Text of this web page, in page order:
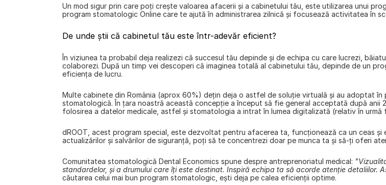
Un mod sigur prin care poți crește valoarea afacerii și a cabinetului tău, este utilizarea unui
program stomatologic Online care te ajută în administrarea zilnică și focusează activitatea în
De unde știi că cabinetul tău este într-adevăr eficient?
În viziunea ta probabil deja realizezi că succesul tău depinde și de echipa cu care lucrezi,
colaborezi. După un timp vei descoperi că imaginea totală al cabinetului tău, depinde de un
eficiența de lucru.
Multe cabinete din România (aprox 60%) dețin deja o astfel de soluție virtuală și au adoptat
stomatologică. În țara noastră această concepție a început să fie general acceptată după
folosirea a datelor medicale, astfel și stomatologia a intrat în lumea digitalizată (relativ în urmă
dROOT, acest program special, este dezvoltat pentru afacerea ta, funcționează ca un ceas
actualizărilor și salvărilor de siguranță, poți să te concentrezi doar pe munca ta și să-ți oferi
Comunitatea stomatologică Dental Economics spune despre antreprenoriatul medical:
standardelor, și a drumului care îți este destinat. Inspiră echipa ta să acorde atenție detaliilor.
căutarea celui mai bun program stomatologic, ești deja pe calea eficienții optime.